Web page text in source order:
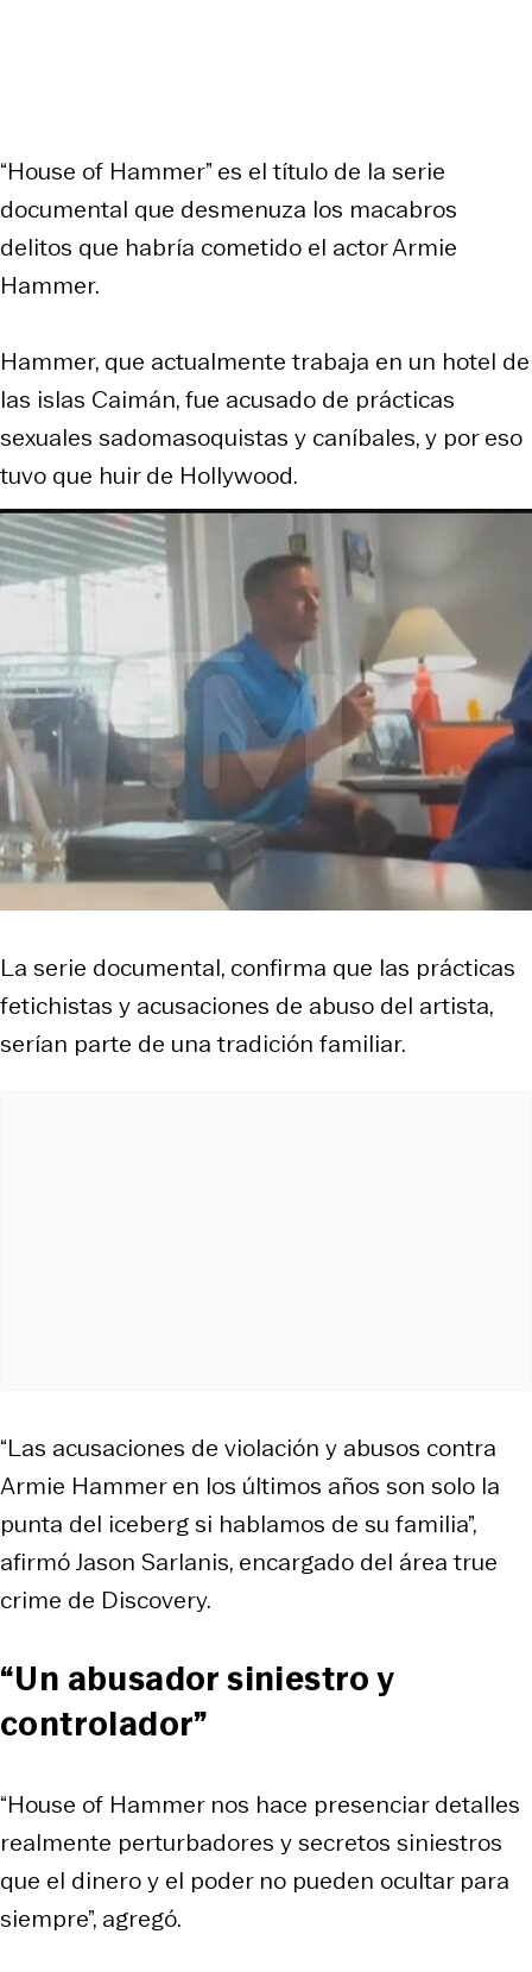
“House of Hammer” es el título de la serie
documental que desmenuza los macabros
delitos que habría cometido el actor Armie
Hammer.
Hammer, que actualmente trabaja en un hotel de
las islas Caimán, fue acusado de prácticas
sexuales sadomasoquistas y caníbales, y por eso
tuvo que huir de Hollywood.
La serie documental, confirma que las prácticas
fetichistas y acusaciones de abuso del artista,
serían parte de una tradición familiar.
“Las acusaciones de violación y abusos contra
Armie Hammer en los últimos años son solo la
punta del iceberg si hablamos de su familia”,
afirmó Jason Sarlanis, encargado del área true
crime de Discovery.
“Un abusador siniestro y
controlador”
“House of Hammer nos hace presenciar detalles
realmente perturbadores y secretos siniestros
que el dinero y el poder no pueden ocultar para
siempre”, agregó.